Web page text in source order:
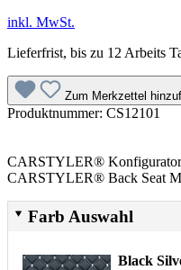
inkl. MwSt.
Lieferfrist, bis zu 12 Arbeits
Zum Merkzettel
Produktnummer: CS12101
CARSTYLER® Konfigurator
CARSTYLER® Back Seat
Farb Auswahl
Black